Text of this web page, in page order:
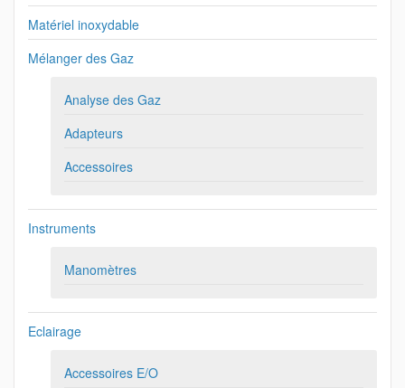
Matériel inoxydable
Mélanger des Gaz
Analyse des Gaz
Adapteurs
Accessoires
Instruments
Manomètres
Eclairage
Accessoires E/O